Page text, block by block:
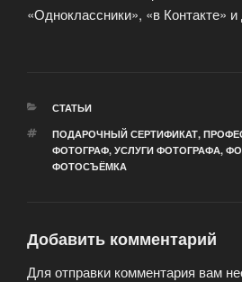
«Одноклассники», «в Контакте» и
РУБРИКИ
СТАТЬИ
МЕТКИ
ПОДАРОЧНЫЙ СЕРТИФИКАТ,
ФОТОГРАФ, УСЛУГИ ФОТОГРАФА,
ФОТОСЪЁМКА
Добавить комментарий
Для отправки комментария вам